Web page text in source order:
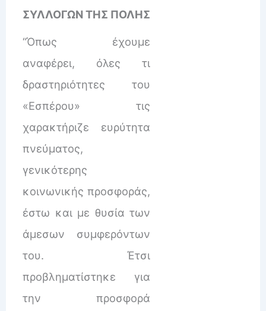
ΣΥΛΛΟΓΩΝ ΤΗΣ ΠΟΛΗΣ
“Όπως έχουμε
αναφέρει, όλες τι
δραστηριότητες του
«Εσπέρου» τις
χαρακτήριζε ευρύτητα
πνεύματος,
γενικότερης
κοινωνικής προσφοράς,
έστω και με θυσία των
άμεσων συμφερόντων
του. Έτσι
προβληματίστηκε για
την προσφορά